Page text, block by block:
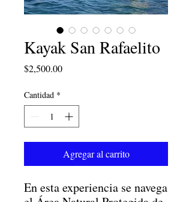
Kayak San Rafaelito
$2,500.00Precio
Cantidad *
Agregar al carrito
En esta experiencia se navega